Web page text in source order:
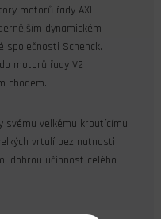
motorů řady AXI
dynamickém
společnosti Schenck.
motorů řady V2
chodem.
svému velkému kroutícímu
vrtulí bez nutnosti
dobrou účinnost celého